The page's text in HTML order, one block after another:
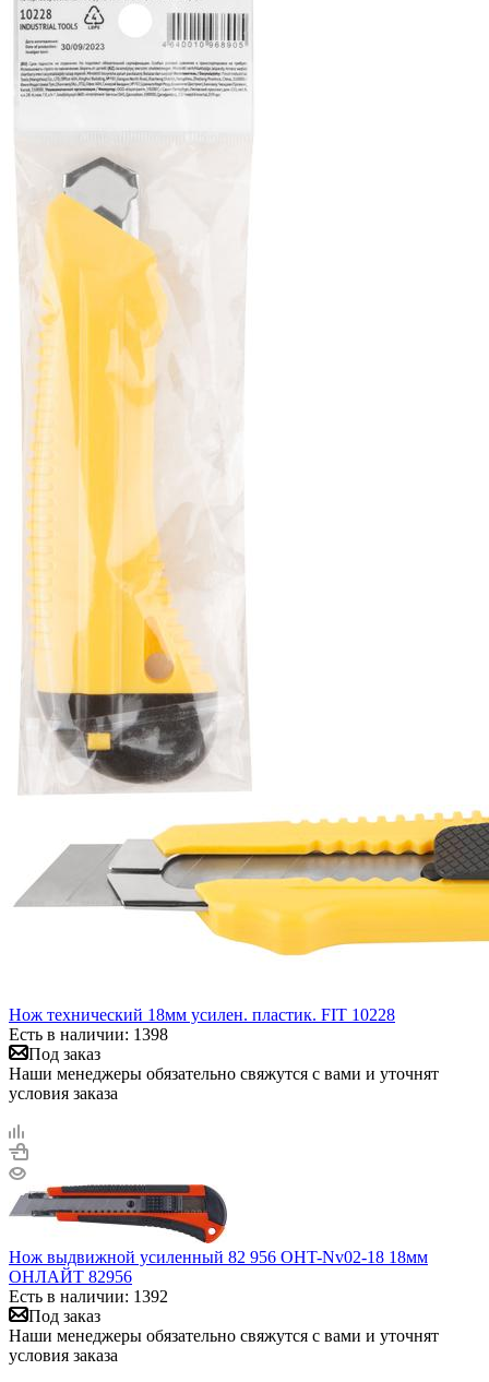
Нож технический 18мм усилен. пластик. FIT 10228
Есть в наличии: 1398
Под заказ
Наши менеджеры обязательно свяжутся с вами и уточнят
условия заказа
Нож выдвижной усиленный 82 956 OHT-Nv02-18 18мм
ОНЛАЙТ 82956
Есть в наличии: 1392
Под заказ
Наши менеджеры обязательно свяжутся с вами и уточнят
условия заказа